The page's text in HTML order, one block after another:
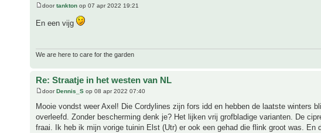
doortankton op 07 apr 2022 19:21
En een vijg
We are here to care for the garden
Re: Straatje in het westen van NL
doorDennis_S op 08 apr 2022 07:40
Mooie vondst weer Axel! Die Cordylines zijn fors idd en hebben de laatste winters
overleefd. Zonder bescherming denk je? Het lijken vrij grofbladige varianten. De
fraai. Ik heb ik mijn vorige tuinin Elst (Utr) er ook een gehad die flink groot was. En